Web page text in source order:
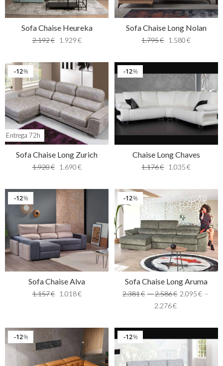
Sofa Chaise Heureka
2.192€ 1.929€
Sofa Chaise Long Nolan
1.795€ 1.580 €
Entrega 72h
%
12
Sofa Chaise Long Zurich
1.920€ 1.690€
%
12
Chaise Long Chaves
1.176€ 1.035 €
%
12
Sofa Chaise Alva
1.157€ 1.018€
%
12
Sofa Chaise Long Aruma
2.381€ –2.586€ 2.095 € –
2.276€
%
12 %
12